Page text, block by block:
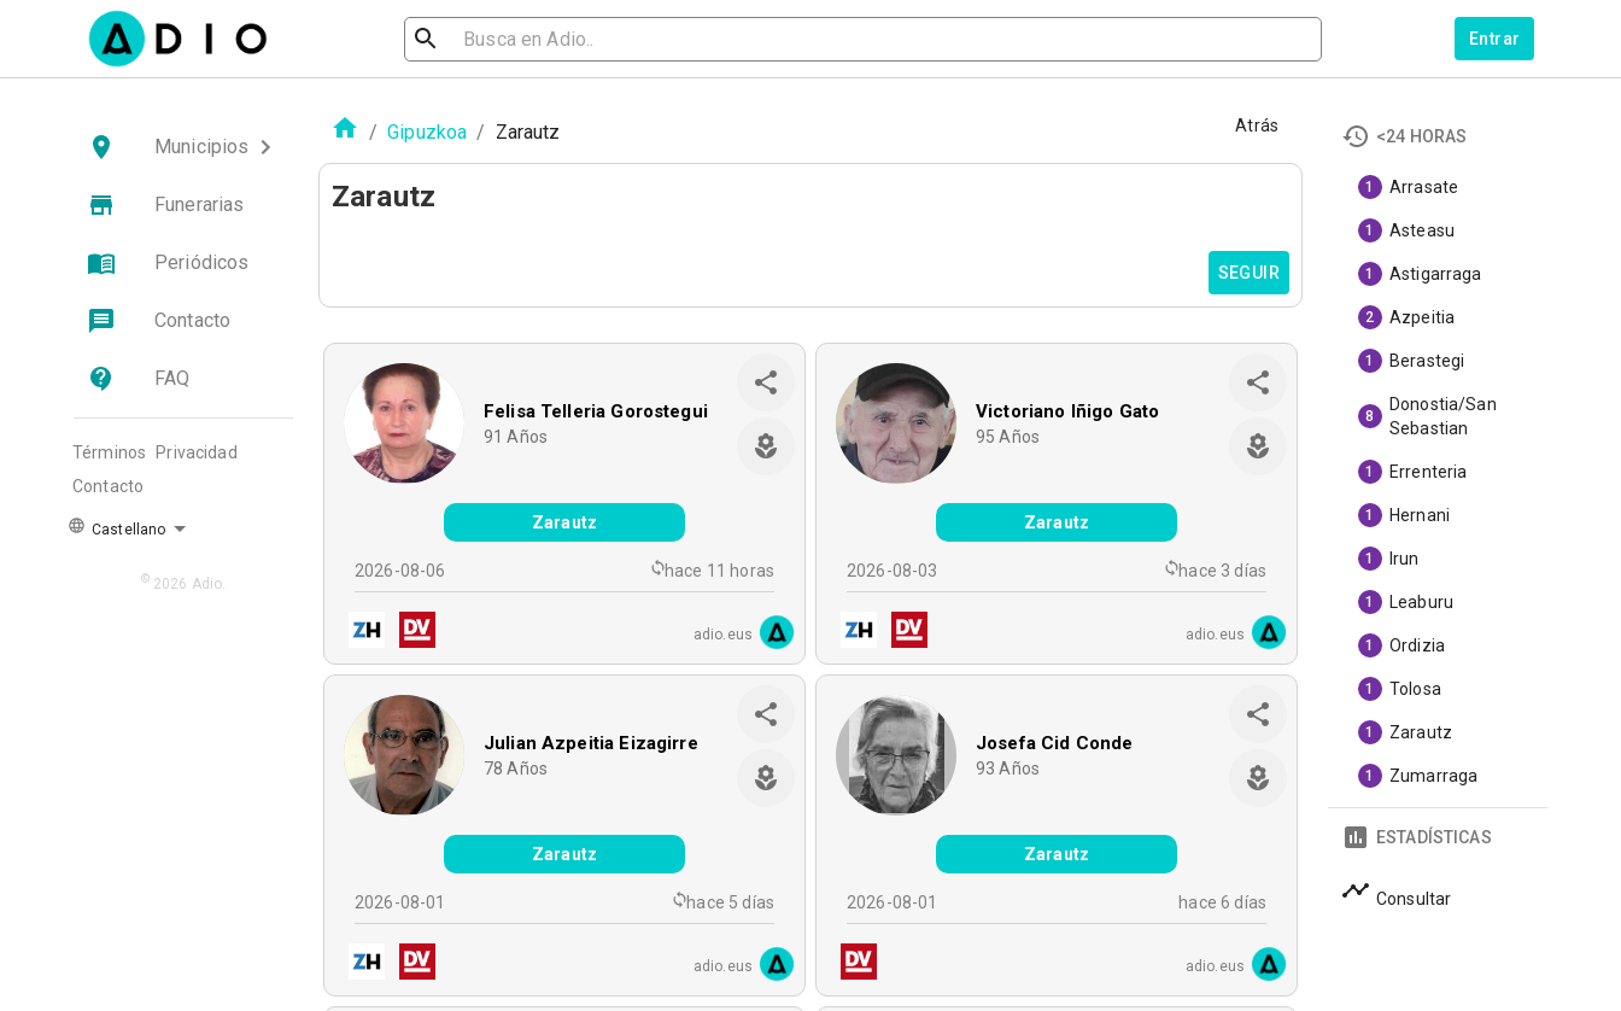
Entrar
Municipios
Funerarias
Periódicos
Contacto
FAQ
Términos
Privacidad
Contacto
Castellano
© 2026 Adio.
/ Gipuzkoa / Zarautz Atrás
Zarautz
SEGUIR
Felisa Telleria Gorostegui
91 Años
Zarautz
2026-08-06 hace 11 horas
adio.eus
Victoriano Iñigo Gato
95 Años
Zarautz
2026-08-03 hace 3 días
adio.eus
Julian Azpeitia Eizagirre
78 Años
Zarautz
2026-08-01 hace 5 días
adio.eus
Josefa Cid Conde
93 Años
Zarautz
2026-08-01 hace 6 días
adio.eus
<24 HORAS
1 Arrasate
1 Asteasu
1 Astigarraga
2 Azpeitia
1 Berastegi
8
Donostia/San
Sebastian
1 Errenteria
1 Hernani
1 Irun
1 Leaburu
1 Ordizia
1 Tolosa
1 Zarautz
1 Zumarraga
ESTADÍSTICAS
Consultar